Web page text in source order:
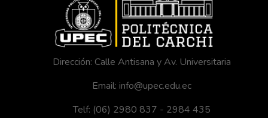
Dirección: Calle Antisana y Av. Universitaria
Email: info@upec.edu.ec
Telf: (06) 2980 837 - 2984 435